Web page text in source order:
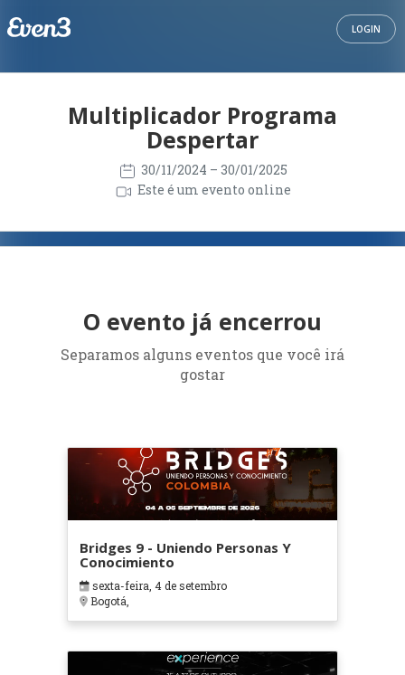
LOGIN
Multiplicador Programa
Despertar
30/11/2024 – 30/01/2025
Este é um evento online
O evento já encerrou
Separamos alguns eventos que você irá
gostar
Bridges 9 - Uniendo Personas Y
Conocimiento
sexta-feira, 4 de setembro
Bogotá,